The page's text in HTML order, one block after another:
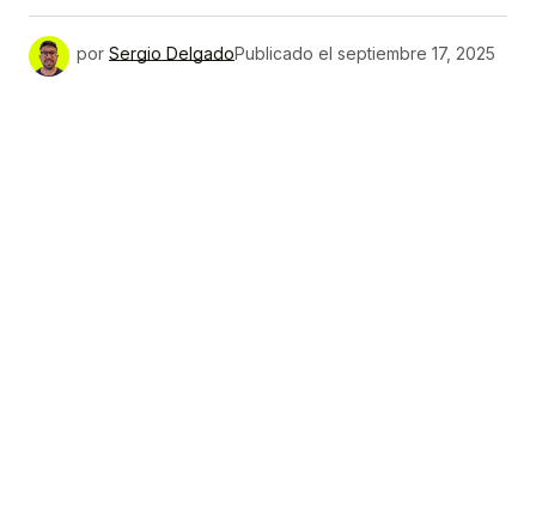
por Sergio DelgadoPublicado el septiembre 17, 2025